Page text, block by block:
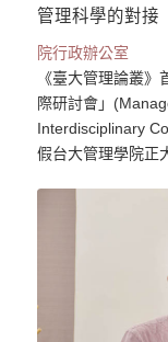
管理科學的對接
院行政辦公室
《臺大管理論叢
際研討會」
Interdisciplinary
假台大管理學院正